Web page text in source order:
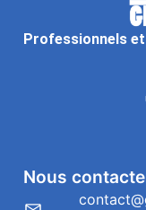
Professionnels
Nous